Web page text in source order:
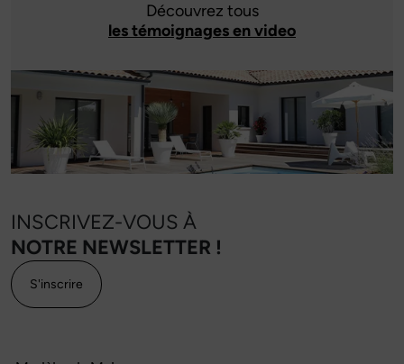
Découvrez tous
les témoignages en video
INSCRIVEZ-VOUS À
NOTRE NEWSLETTER !
S'inscrire